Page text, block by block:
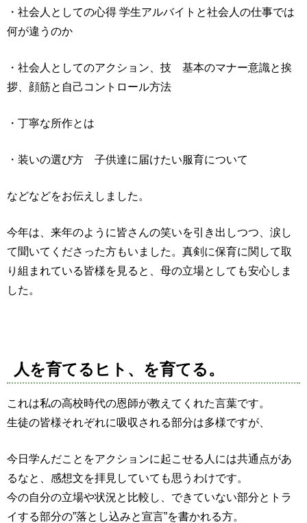
・社会人としての心得 学生アルバイトと社会人の仕事では
何が違うのか
・社会人としてのアクション、技 基本のマナー意識と挨
拶、顔筋と自己コントロール方法
・丁寧な所作とは
・装いの選び方 子供達に届けたい服育について
などなどをお伝えしました。
今年は、来年のように皆さんの笑いを引き出しつつ、涙し
て聞いてくださった方もいました。真剣に保育に関して取
り組まれている皆様を見ると、母の立場としても安心しま
した。
人を育てるヒト、を育てる。
これは私の高校時代の恩師が教えてくれた言葉です。
生徒の皆様それぞれに吸収される部分は多様ですが、
今日学んだことをアクションに起こせる人には共通点があ
るなと、感想文を拝見していても思うわけです。
今の自分の立場や状況と比較し、できていない部分とトラ
イする部分の”落とし込みと宣言”を書かれる方。